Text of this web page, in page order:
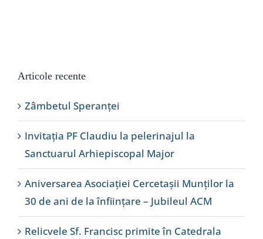
Articole recente
Zâmbetul Speranței
Invitația PF Claudiu la pelerinajul la
Sanctuarul Arhiepiscopal Major
Aniversarea Asociației Cercetașii Munților la
30 de ani de la înființare – Jubileul ACM
Relicvele Sf. Francisc primite în Catedrala